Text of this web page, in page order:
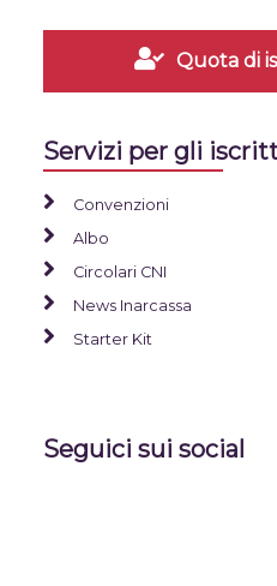
Quota di
Servizi per gli
Convenzioni
Albo
Circolari CNI
News Inarcassa
Starter Kit
Seguici sui social